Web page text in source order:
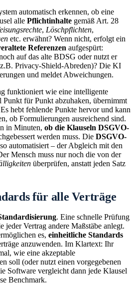
automatisch erkennen, ob eine
alle Pflichtinhalte gemäß Art. 28
, Löschpflichten,
etc. erwähnt? Wenn nicht, erfolgt ein
Referenzen aufgespürt:
auf das alte BDSG oder nutzt er
Privacy-Shield-Abreden)? Die KI
und meldet Abweichungen.
funktioniert wie eine intelligente
Punkt für Punkt abzuhaken, übernimmt
hebt fehlende Punkte hervor und kann
ob Formulierungen ausreichend sind.
in Minuten, ob die Klauseln DSGVO-
werden muss. Die DSGVO-
automatisiert – der Abgleich mit den
Mensch muss nur noch die von der
überprüfen, anstatt jeden Satz
für alle Verträge
. Eine schnelle Prüfung
jeder Vertrag andere Maßstäbe anlegt.
es, einheitliche Standards
anzuwenden. Im Klartext: Ihr
wie eine akzeptable
soll (oder nutzt einen vorgegebenen
Software vergleicht dann jede Klausel
Benchmark.